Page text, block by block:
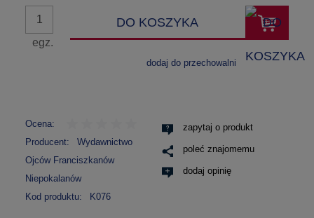
egz.
DO KOSZYKA
dodaj do przechowalni
Ocena:
Producent:
Wydawnictwo
Ojców Franciszkanów
Niepokalanów
Kod produktu:
K076
zapytaj o produkt
poleć znajomemu
dodaj opinię